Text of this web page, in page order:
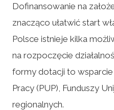
Dofinansowanie na
znacząco ułatwić start
Polsce istnieje kilka
na rozpoczęcie
formy dotacji to
Pracy (PUP), Funduszy
regionalnych.